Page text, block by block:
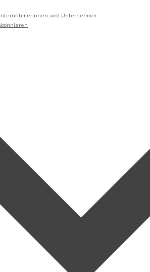
und Unternehmer